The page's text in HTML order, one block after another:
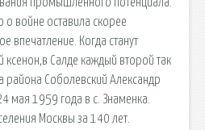
о войне оставила скорее
впечатление. Когда станут
Салде каждый второй так
района Соболевский Александр
мая 1959 года в с. Знаменка.
Москвы за 140 лет.